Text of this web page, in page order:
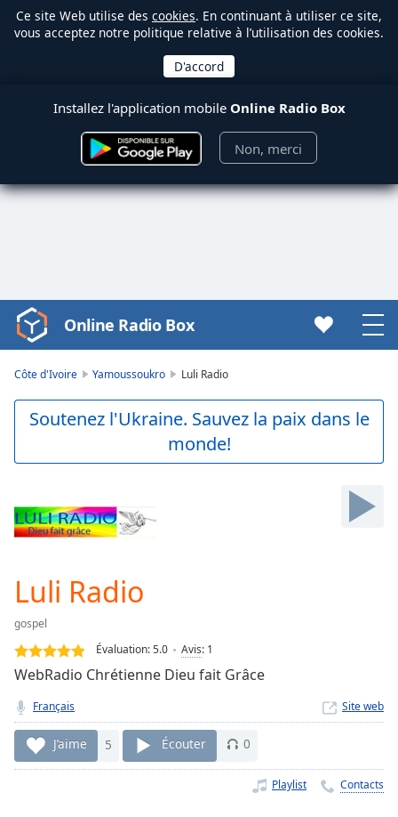
Ce site Web utilise des cookies. En continuant à utiliser ce site,
vous acceptez notre politique relative à l’utilisation des cookies.
Installez l'application mobile Online Radio Box
Non, merci
Video
Player
Play
Video
Skip
Forward
Mute
Loaded
0.00%
Stream
Seek to
live,
currently
behind
liveLIVE
Online Radio Box
Côte d'Ivoire Yamoussoukro Luli Radio
Soutenez l'Ukraine. Sauvez la paix dans le
monde!
Luli Radio
gospel
Évaluation:5.0 Avis: 1
WebRadio Chrétienne Dieu fait Grâce
Français Site web
J’aime 5 Écouter 0
Playlist Contacts